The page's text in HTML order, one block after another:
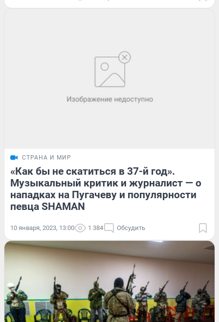
СТРАНА И МИР
«Как бы не скатиться в 37-й год».
Музыкальный критик и журналист — о
нападках на Пугачеву и популярности
певца SHAMAN
10 января, 2023, 13:00 1 384 Обсудить